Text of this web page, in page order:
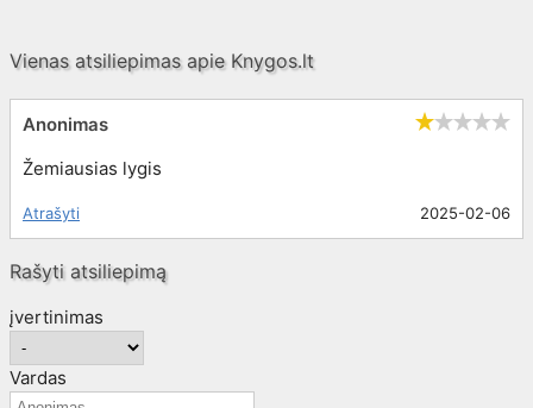
Vienas atsiliepimas apie Knygos.lt
Anonimas
Žemiausias lygis
Atrašyti 2025-02-06
Rašyti atsiliepimą
įvertinimas
Vardas